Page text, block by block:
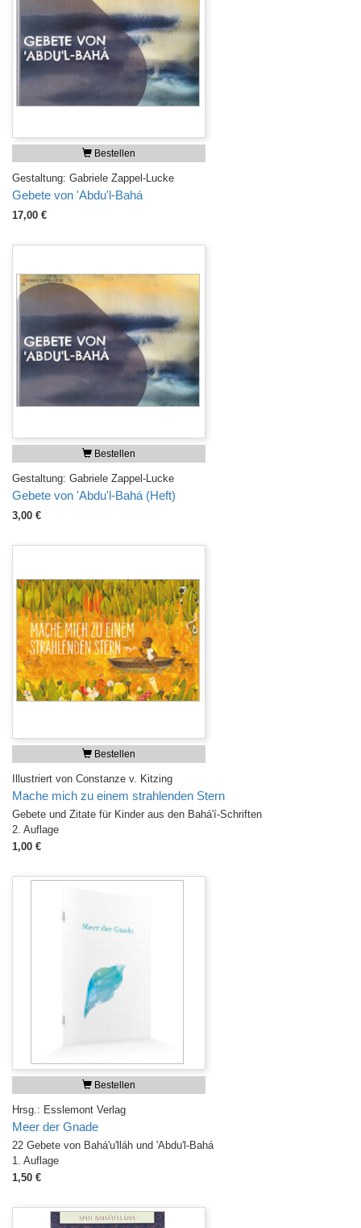
Bestellen
Gestaltung: Gabriele Zappel-Lucke
Gebete von 'Abdu'l-Bahá
17,00 €
Bestellen
Gestaltung: Gabriele Zappel-Lucke
Gebete von 'Abdu'l-Bahá (Heft)
3,00 €
Bestellen
Illustriert von Constanze v. Kitzing
Mache mich zu einem strahlenden Stern
Gebete und Zitate für Kinder aus den Bahá'í-Schriften
2. Auflage
1,00 €
Bestellen
Hrsg.: Esslemont Verlag
Meer der Gnade
22 Gebete von Bahá'u'lláh und 'Abdu'l-Bahá
1. Auflage
1,50 €